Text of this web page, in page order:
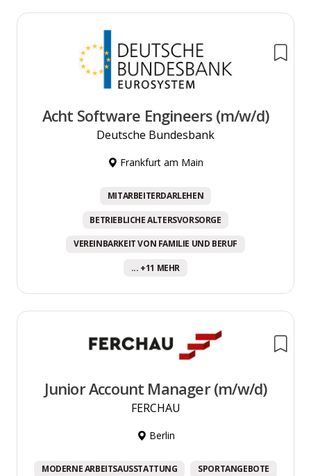
Acht Software Engineers (m/w/d)
Deutsche Bundesbank
Frankfurt am Main
MITARBEITERDARLEHEN
BETRIEBLICHE ALTERSVORSORGE
VEREINBARKEIT VON FAMILIE UND BERUF
... +11 MEHR
Junior Account Manager (m/w/d)
FERCHAU
Berlin
MODERNE ARBEITSAUSSTATTUNG SPORTANGEBOTE